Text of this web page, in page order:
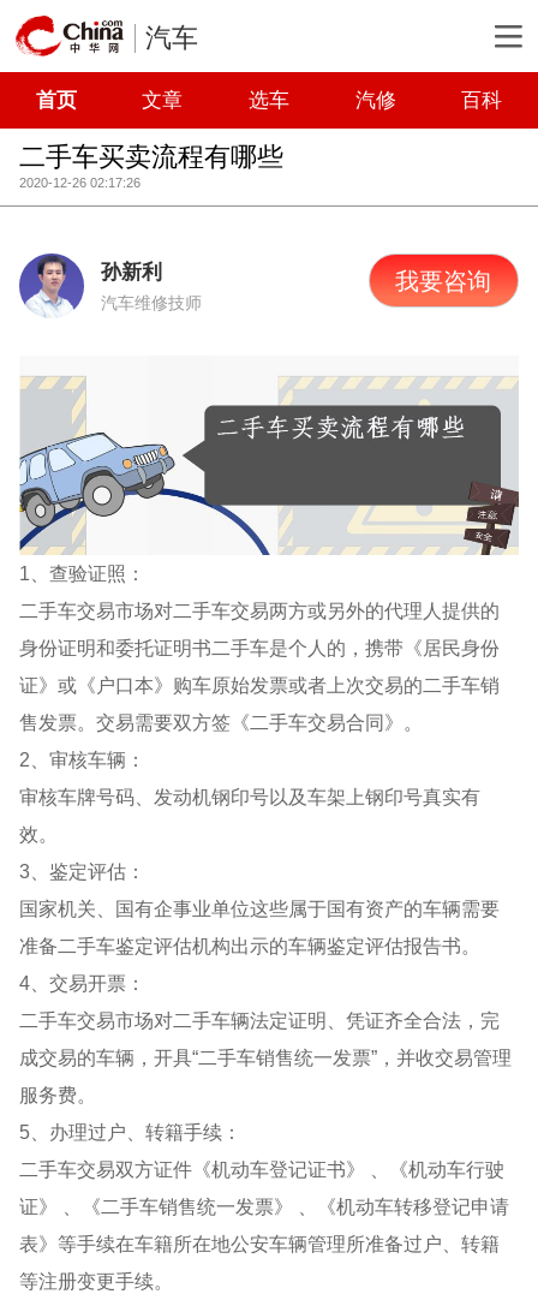
汽车
首页 文章 选车 汽修 百科
二手车买卖流程有哪些
2020-12-26 02:17:26
孙新利
汽车维修技师
我要咨询
1、查验证照：
二手车交易市场对二手车交易两方或另外的代理人提供的
身份证明和委托证明书二手车是个人的，携带《居民身份
证》或《户口本》购车原始发票或者上次交易的二手车销
售发票。交易需要双方签《二手车交易合同》。
2、审核车辆：
审核车牌号码、发动机钢印号以及车架上钢印号真实有
效。
3、鉴定评估：
国家机关、国有企事业单位这些属于国有资产的车辆需要
准备二手车鉴定评估机构出示的车辆鉴定评估报告书。
4、交易开票：
二手车交易市场对二手车辆法定证明、凭证齐全合法，完
成交易的车辆，开具“二手车销售统一发票”，并收交易管理
服务费。
5、办理过户、转籍手续：
二手车交易双方证件《机动车登记证书》 、《机动车行驶
证》 、《二手车销售统一发票》 、《机动车转移登记申请
表》等手续在车籍所在地公安车辆管理所准备过户、转籍
等注册变更手续。